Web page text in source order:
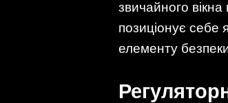
звичайного
позиціонує себе
елементу